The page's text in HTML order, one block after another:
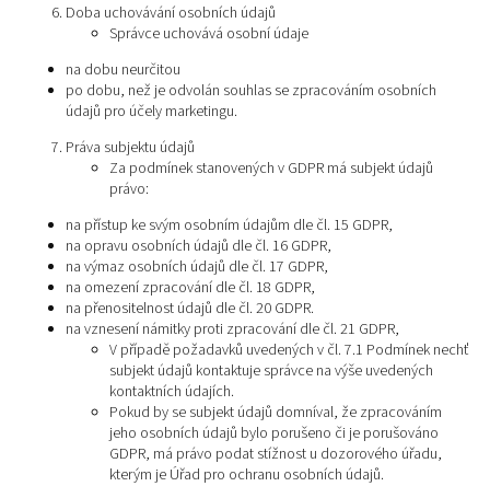
Doba uchovávání osobních údajů
Správce uchovává osobní údaje
na dobu neurčitou
po dobu, než je odvolán souhlas se zpracováním osobních
údajů pro účely marketingu.
Práva subjektu údajů
Za podmínek stanovených v GDPR má subjekt údajů
právo:
na přístup ke svým osobním údajům dle čl. 15 GDPR,
na opravu osobních údajů dle čl. 16 GDPR,
na výmaz osobních údajů dle čl. 17 GDPR,
na omezení zpracování dle čl. 18 GDPR,
na přenositelnost údajů dle čl. 20 GDPR.
na vznesení námitky proti zpracování dle čl. 21 GDPR,
V případě požadavků uvedených v čl. 7.1 Podmínek nechť
subjekt údajů kontaktuje správce na výše uvedených
kontaktních údajích.
Pokud by se subjekt údajů domníval, že zpracováním
jeho osobních údajů bylo porušeno či je porušováno
GDPR, má právo podat stížnost u dozorového úřadu,
kterým je Úřad pro ochranu osobních údajů.